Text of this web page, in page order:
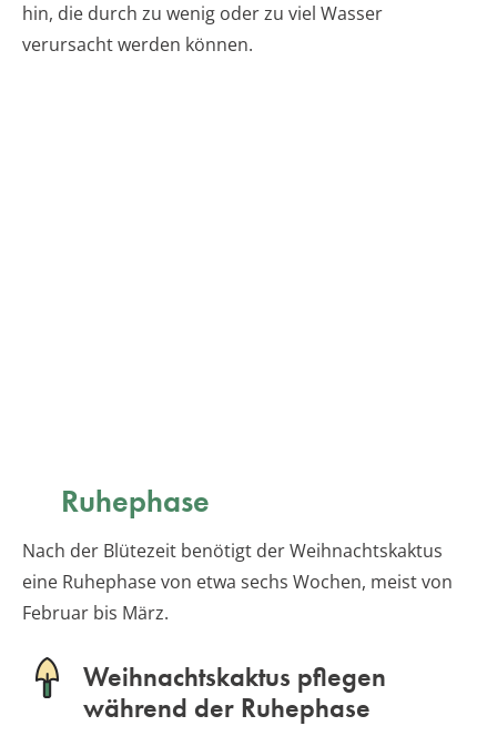
hin, die durch zu wenig oder zu viel Wasser
verursacht werden können.
Ruhephase
Nach der Blütezeit benötigt der Weihnachtskaktus
eine Ruhephase von etwa sechs Wochen, meist von
Februar bis März.
Weihnachtskaktus pflegen
während der Ruhephase